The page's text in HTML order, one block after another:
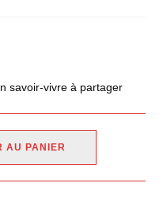
savoir-vivre à partager
AU PANIER